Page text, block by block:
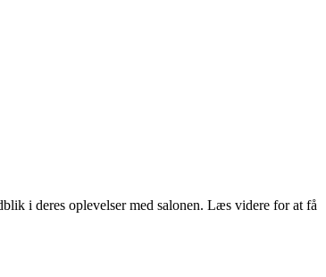
i deres oplevelser med salonen. Læs videre for at få